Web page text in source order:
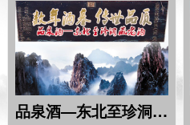
品泉酒—东北至珍洞藏老酒